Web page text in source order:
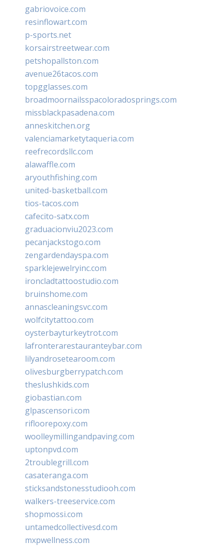
gabriovoice.com
resinflowart.com
p-sports.net
korsairstreetwear.com
petshopallston.com
avenue26tacos.com
topgglasses.com
broadmoornailsspacoloradosprings.com
missblackpasadena.com
anneskitchen.org
valenciamarketytaqueria.com
reefrecordsllc.com
alawaffle.com
aryouthfishing.com
united-basketball.com
tios-tacos.com
cafecito-satx.com
graduacionviu2023.com
pecanjackstogo.com
zengardendayspa.com
sparklejewelryinc.com
ironcladtattoostudio.com
bruinshome.com
annascleaningsvc.com
wolfcitytattoo.com
oysterbayturkeytrot.com
lafronterarestauranteybar.com
lilyandrosetearoom.com
olivesburgberrypatch.com
theslushkids.com
giobastian.com
glpascensori.com
rifloorepoxy.com
woolleymillingandpaving.com
uptonpvd.com
2troublegrill.com
casateranga.com
sticksandstonesstudiooh.com
walkers-treeservice.com
shopmossi.com
untamedcollectivesd.com
mxpwellness.com